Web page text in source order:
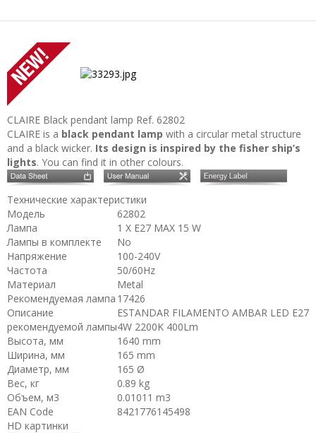
CLAIRE Black pendant lamp Ref. 62802
CLAIRE is a black pendant lamp with a circular metal structure
and a black wicker. Its design is inspired by the fisher ship’s
lights. You can find it in other colours.
Технические характеристики
Модель
62802
Лампа
1 X E27 MAX 15 W
Лампы в комплекте
No
Напряжение
100-240V
Частота
50/60Hz
Материал
Metal
Рекомендуемая лампа 17426
Описание
рекомендуемой лампы
ESTANDAR FILAMENTO AMBAR LED E27
4W 2200K 400Lm
Высота, мм
1640 mm
Ширина, мм
165 mm
Диаметр, мм
165 Ø
Вес, кг
0.89 kg
Объем, м3
0.01011 m3
EAN Code
8421776145498
HD картинки